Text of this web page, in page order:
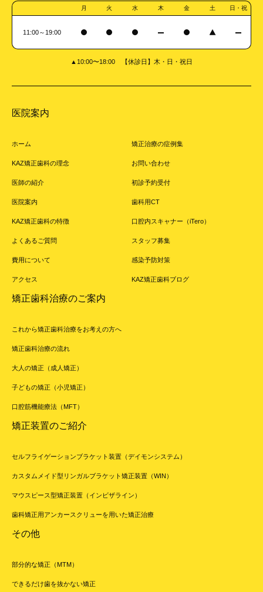
月 火 水 木 金 土 日・祝
11:00～19:00
▲10:00〜18:00 【休診日】木・日・祝日
医院案内
ホーム
KAZ矯正歯科の理念
医師の紹介
医院案内
KAZ矯正歯科の特徴
よくあるご質問
費用について
アクセス
矯正治療の症例集
お問い合わせ
初診予約受付
歯科用CT
口腔内スキャナー（iTero）
スタッフ募集
感染予防対策
KAZ矯正歯科ブログ
矯正歯科治療のご案内
これから矯正歯科治療をお考えの方へ
矯正歯科治療の流れ
大人の矯正（成人矯正）
子どもの矯正（小児矯正）
口腔筋機能療法（MFT）
矯正装置のご紹介
セルフライゲーションブラケット装置（デイモンシステム）
カスタムメイド型リンガルブラケット矯正装置（WIN）
マウスピース型矯正装置（インビザライン）
歯科矯正用アンカースクリューを用いた矯正治療
その他
部分的な矯正（MTM）
できるだけ歯を抜かない矯正